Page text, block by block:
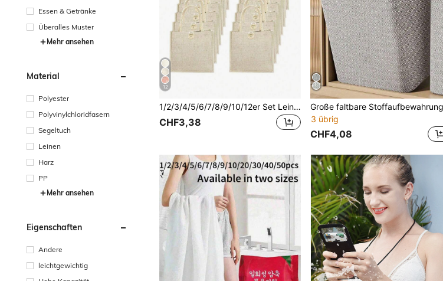
Essen & Getränke
Überalles Muster
Mehr ansehen
Material
Polyester
Polyvinylchloridfasern
Segeltuch
Leinen
Harz
PP
Mehr ansehen
Eigenschaften
Andere
leichtgewichtig
12
1/2/3/4/5/6/7/8/9/10/12er Set Leinen Tragetaschen - Blank, wiederverwendbar und anpassbar für DIY-Designs. Perfekt für Hochzeiten, Firmenveranstaltungen, Schulanfang und Lehrergeschenke.
CHF3,38
3 übrig
CHF4,08